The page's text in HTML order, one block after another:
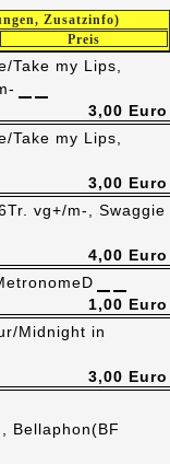
Zusatzinfo)
Preis
Take my Lips,
3,00 Euro
Take my Lips,
3,00 Euro
vg+/m-, Swaggie
4,00 Euro
1,00 Euro
Midnight in
3,00 Euro
Bellaphon(BF